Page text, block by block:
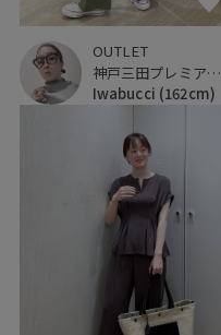
OUTLET
神戸三田プレミアム・アウトレット
Iwabucci (162cm)